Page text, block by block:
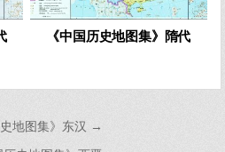
《中国历史地图集》隋代
史地图集》东汉 →